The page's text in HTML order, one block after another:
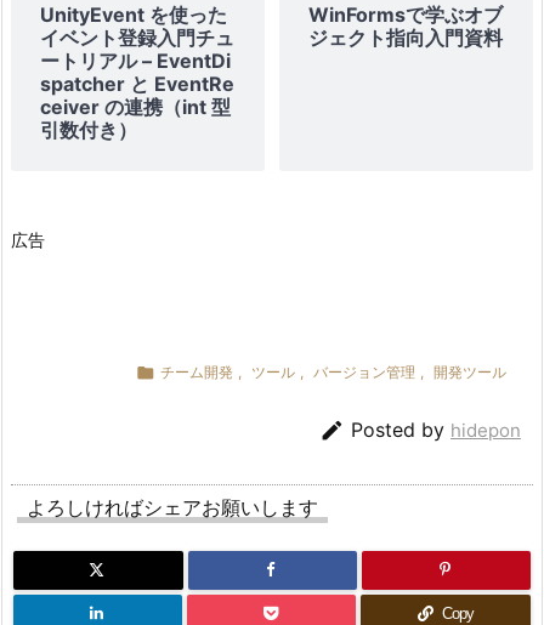
UnityEvent を使った
イベント登録入門チュ
ートリアル – EventDi
spatcher と EventRe
ceiver の連携（int 型
引数付き）
WinFormsで学ぶオブ
ジェクト指向入門資料
広告
 チーム開発 ツール バージョン管理 開発ツール
 Posted by hidepon
よろしければシェアお願いします
Copy